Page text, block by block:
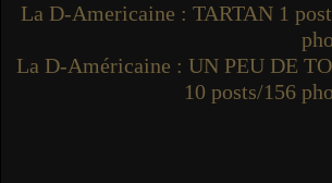
La D-Americaine : TARTAN 1
La D-Américaine : UN PEU DE
10 posts/156